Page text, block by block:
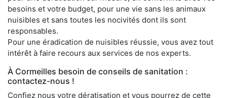
besoins et votre budget, pour une vie sans les animaux
nuisibles et sans toutes les nocivités dont ils sont
responsables.
Pour une éradication de nuisibles réussie, vous avez tout
intérêt à faire recours aux services de nos experts.
À Cormeilles besoin de conseils de sanitation :
contactez-nous !
Confiez nous votre dératisation et vous pourrez de cette